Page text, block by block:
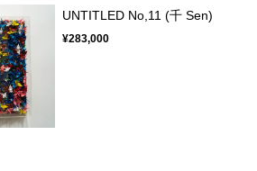
UNTITLED No,11 (千 Sen)
¥283,000